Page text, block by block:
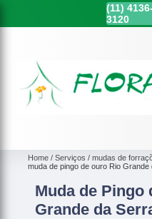
(11) 4136-
3120
Home Serviços mudas de
muda de pingo de ouro Rio Grande
Muda de Pingo
Grande da